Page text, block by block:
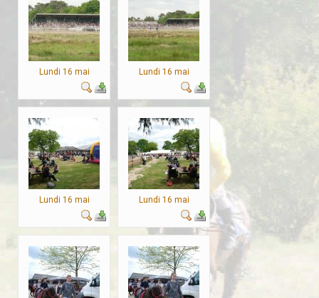
Lundi 16 mai Lundi 16 mai
Lundi 16 mai Lundi 16 mai